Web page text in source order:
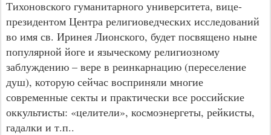
Тихоновского гуманитарного университета, вице-
президентом Центра религиоведческих исследований
во имя св. Иринея Лионского, будет посвящено ныне
популярной йоге и языческому религиозному
заблуждению – вере в реинкарнацию (переселение
душ), которую сейчас восприняли многие
современные секты и практически все российские
оккультисты: «целители», космоэнергеты, рейкисты,
гадалки и т.п..